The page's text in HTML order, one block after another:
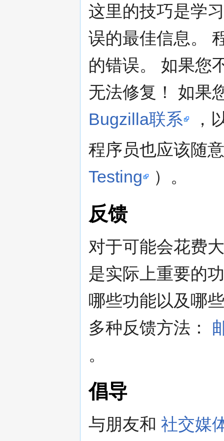
这里的技巧是学
误的最佳信息。
的错误。 如果您
无法修复！ 如果
Bugzilla联系
，
程序员也应该随
Testing
）。
反馈
对于可能会花费
是实际上重要的
哪些功能以及哪
多种反馈方法：
。
倡导
与朋友和 社交媒